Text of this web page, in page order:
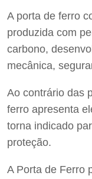
A porta de ferro
produzida com
carbono,
mecânica,
Ao contrário das
ferro apresenta
torna indicado
proteção.
A Porta de Ferro